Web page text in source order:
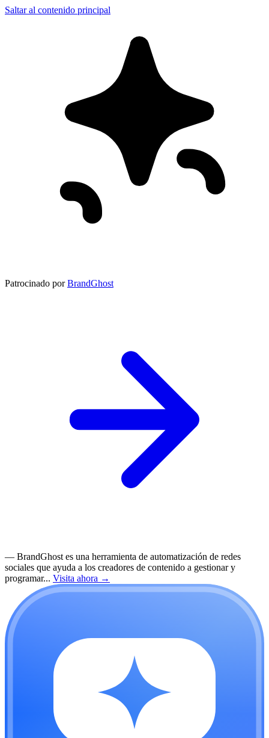
Saltar al contenido principal
Patrocinado por BrandGhost
— BrandGhost es una herramienta de automatización de redes
sociales que ayuda a los creadores de contenido a gestionar y
programar... Visita ahora →